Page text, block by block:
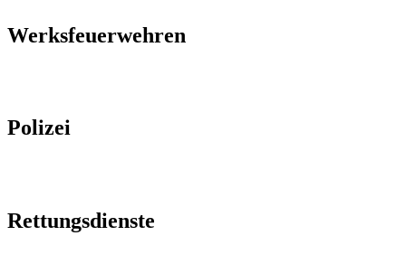
Werksfeuerwehren
Polizei
Rettungsdienste